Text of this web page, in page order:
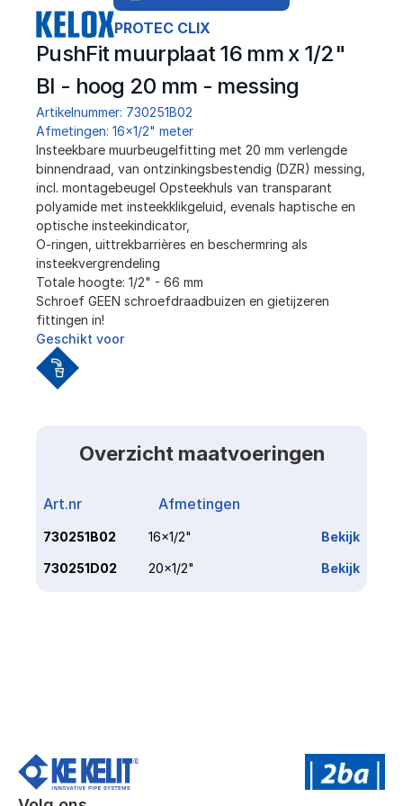
PROTEC CLIX
PushFit muurplaat 16 mm x 1/2"
BI - hoog 20 mm - messing
Artikelnummer: 730251B02
Afmetingen: 16x1/2" meter
Insteekbare muurbeugelfitting met 20 mm verlengde
binnendraad, van ontzinkingsbestendig (DZR) messing,
incl. montagebeugel Opsteekhuls van transparant
polyamide met insteekklikgeluid, evenals haptische en
optische insteekindicator,
O-ringen, uittrekbarrières en beschermring als
insteekvergrendeling
Totale hoogte: 1/2" - 66 mm
Schroef GEEN schroefdraadbuizen en gietijzeren
fittingen in!
Geschikt voor
Overzicht maatvoeringen
Art.nr Afmetingen
730251B02 16x1/2" Bekijk
730251D02 20x1/2" Bekijk